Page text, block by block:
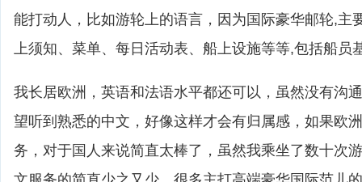
能打动人，比如游轮上的语言，因为国际豪华邮轮,主
上须知、菜单、每日活动表、船上设施等等,包括船员
我长居欧洲，英语和法语水平都还可以，虽然没有沟
望听到熟悉的中文，好像这样才会有归属感，如果欧
务，对于国人来说简直太棒了，虽然我乘坐了数十次